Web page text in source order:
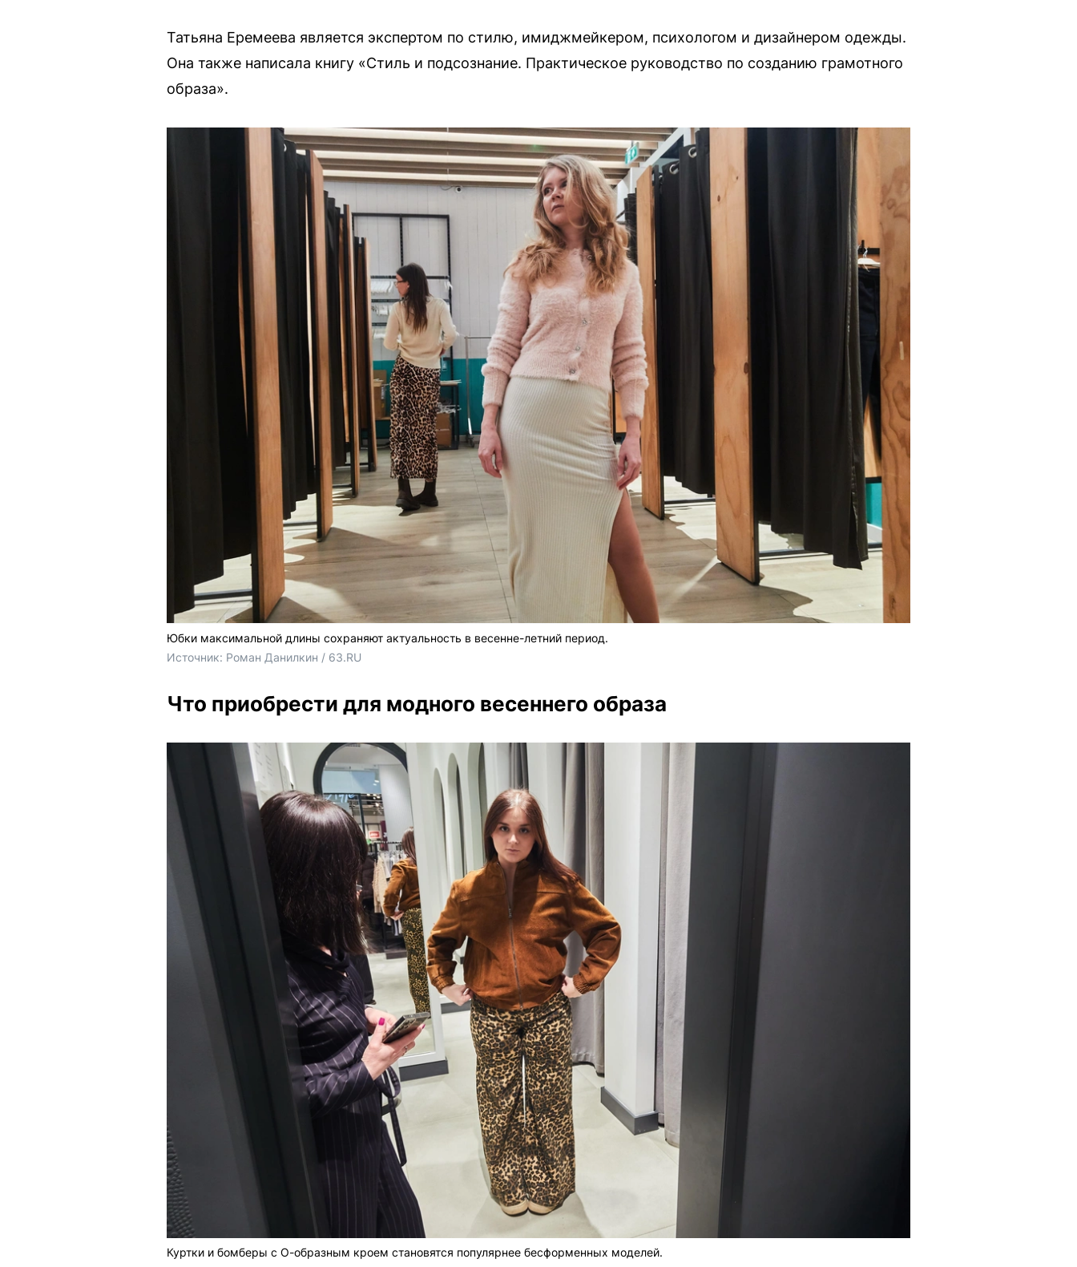
Татьяна Еремеева является экспертом по стилю, имиджмейкером, психологом и дизайнером одежды.
Она также написала книгу «Стиль и подсознание. Практическое руководство по созданию грамотного
образа».
Юбки максимальной длины сохраняют актуальность в весенне-летний период.
Источник: Роман Данилкин / 63.RU
Что приобрести для модного весеннего образа
Куртки и бомберы с О-образным кроем становятся популярнее бесформенных моделей.